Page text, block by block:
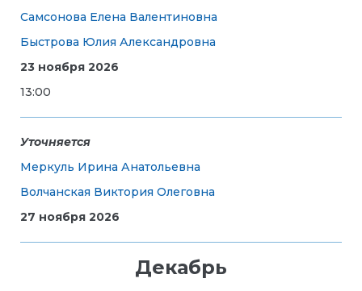
Самсонова Елена Валентиновна
Быстрова Юлия Александровна
23 ноября 2026
13:00
Уточняется
Меркуль Ирина Анатольевна
Волчанская Виктория Олеговна
27 ноября 2026
Декабрь